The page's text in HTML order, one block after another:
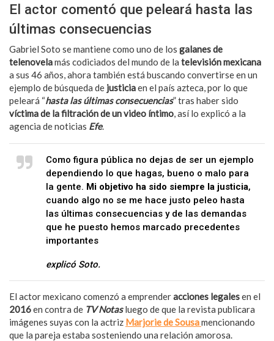
El actor comentó que peleará hasta las
últimas consecuencias
Gabriel Soto se mantiene como uno de los galanes de
telenovelamás codiciados del mundo de la televisión mexicana
a sus 46 años, ahora también está buscando convertirse en un
ejemplo de búsqueda de justiciaen el país azteca, por lo que
peleará “hasta las últimas consecuencias” tras haber sido
víctima de la filtración de un video íntimo, así lo explicó a la
agencia de noticias Efe.
Como figura pública no dejas de ser un ejemplo
dependiendo lo que hagas, bueno o malo para
la gente. Mi objetivo ha sido siempre la justicia,
cuando algo no se me hace justo peleo hasta
las últimas consecuencias y de las demandas
que he puesto hemos marcado precedentes
importantes
explicó Soto.
El actor mexicano comenzó a emprenderacciones legalesen el
2016en contra de TV Notasluego de que la revista publicara
imágenes suyas con la actriz Marjorie de Sousamencionando
que la pareja estaba sosteniendo una relación amorosa.